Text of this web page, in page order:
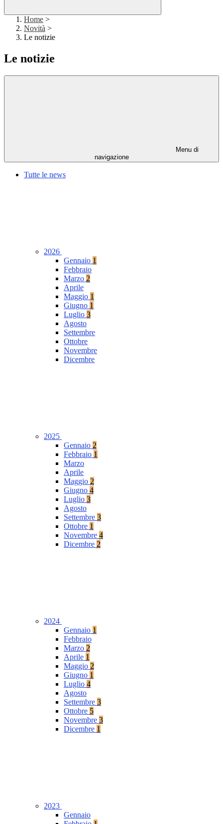
Home >
Novità >
Le notizie
Le notizie
Menu di
navigazione
Tutte le news
2026
Gennaio 1
Febbraio
Marzo 2
Aprile
Maggio 1
Giugno 1
Luglio 3
Agosto
Settembre
Ottobre
Novembre
Dicembre
2025
Gennaio 2
Febbraio 1
Marzo
Aprile
Maggio 2
Giugno 4
Luglio 3
Agosto
Settembre 3
Ottobre 1
Novembre 4
Dicembre 2
2024
Gennaio 1
Febbraio
Marzo 2
Aprile 1
Maggio 2
Giugno 1
Luglio 4
Agosto
Settembre 3
Ottobre 5
Novembre 3
Dicembre 1
2023
Gennaio